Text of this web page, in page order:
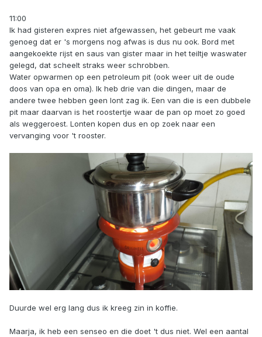
11:00
Ik had gisteren expres niet afgewassen, het gebeurt me vaak
genoeg dat er 's morgens nog afwas is dus nu ook. Bord met
aangekoekte rijst en saus van gister maar in het teiltje waswater
gelegd, dat scheelt straks weer schrobben.
Water opwarmen op een petroleum pit (ook weer uit de oude
doos van opa en oma). Ik heb drie van die dingen, maar de
andere twee hebben geen lont zag ik. Een van die is een dubbele
pit maar daarvan is het roostertje waar de pan op moet zo goed
als weggeroest. Lonten kopen dus en op zoek naar een
vervanging voor 't rooster.
Duurde wel erg lang dus ik kreeg zin in koffie.
Maarja, ik heb een senseo en die doet 't dus niet. Wel een aantal